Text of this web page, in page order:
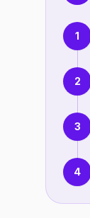
1
2
3
4